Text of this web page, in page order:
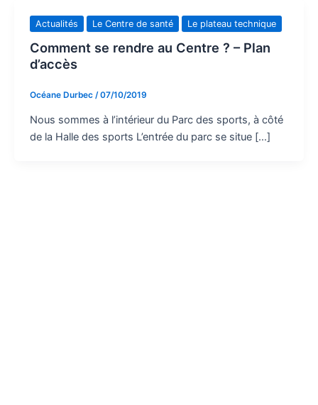
Actualités Le Centre de santé Le plateau technique
Comment se rendre au Centre ? – Plan
d’accès
Océane Durbec /07/10/2019
Nous sommes à l’intérieur du Parc des sports, à côté
de la Halle des sports L’entrée du parc se situe […]